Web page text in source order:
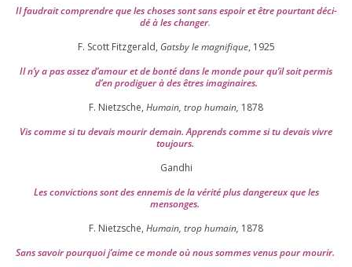
Il fau­drait com­prendre que les choses sont sans espoir et être pour­tant déci­
dé à les chan­ger.
F. Scott Fitzgerald, Gatsby le magni­fique, 1925
Il n’y a pas assez d’a­mour et de bon­té dans le monde pour qu’il soit per­mis
d’en pro­di­guer à des êtres imaginaires.
F. Nietzsche, Humain, trop humain, 1878
Vis comme si tu devais mou­rir demain. Apprends comme si tu devais vivre
toujours.
Gandhi
Les convic­tions sont des enne­mis de la véri­té plus dan­ge­reux que les
mensonges.
F. Nietzsche, Humain, trop humain, 1878
Sans savoir pour­quoi j’aime ce monde où nous sommes venus pour mourir.